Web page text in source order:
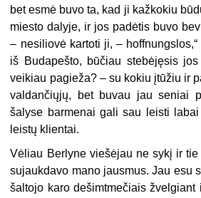
bet esmė buvo ta, kad ji kažkokiu
miesto dalyje, ir jos padėtis buvo
– nesiliovė kartoti ji, –
iš Budapešto, būčiau stebėjęsis
veikiau pagieža? – su kokiu įtūžiu ir
valdančiųjų, bet buvau jau seniai
šalyse barmenai gali sau leisti
leistų klientai.
Vėliau Berlyne viešėjau ne sykį ir
sujaukdavo mano jausmus. Jau esu
šaltojo karo dešimtmečiais žvelgiant